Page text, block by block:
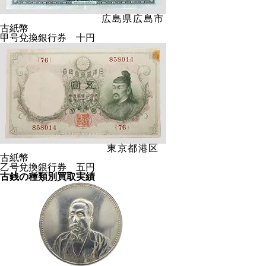
広島県広島市
古紙幣
甲号兌換銀行券 十円
東京都港区
古紙幣
乙号兌換銀行券 五円
古銭の種類別買取実績